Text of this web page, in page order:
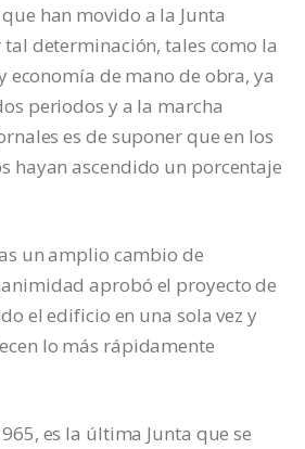
han movido a la Junta
determinación, tales como la
economía de mano de obra, ya
periodos y a la marcha
es de suponer que en los
hayan ascendido un porcentaje
un amplio cambio de
aprobó el proyecto de
el edificio en una sola vez y
lo más rápidamente
es la última Junta que se